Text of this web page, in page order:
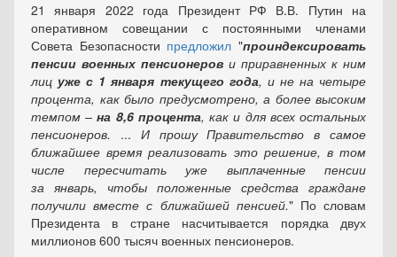
21 января 2022 года Президент РФ В.В. Путин на
оперативном совещании с постоянными членами
Совета Безопасности предложил "проиндексировать
пенсии военных пенсионеров и приравненных к ним
лиц уже с 1 января текущего года, и не на четыре
процента, как было предусмотрено, а более высоким
темпом –на 8,6 процента, как и для всех остальных
пенсионеров. ... И прошу Правительство в самое
ближайшее время реализовать это решение, в том
числе пересчитать уже выплаченные пенсии
за январь, чтобы положенные средства граждане
получили вместе с ближайшей пенсией." По словам
Президента в стране насчитывается порядка двух
миллионов 600 тысяч военных пенсионеров.